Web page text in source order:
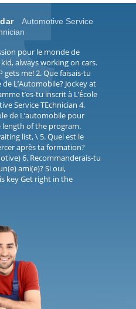
Automotive Service
pour le monde de
always working on cars.
me! 2. Que faisais-tu
de L’Automobile? Jockey at
t’es-tu inscrit à L’École
Service TEchnician 4.
de L’automobile pour
length of the program.
list, \ 5. Quel est le
après ta formation?
6. Recommanderais-tu
ami(e)? Si oui,
key Get right in the